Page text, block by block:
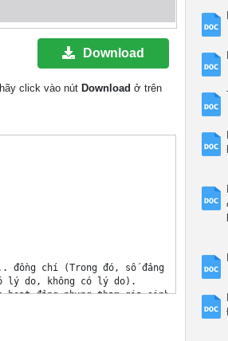
Download
click vào nút Download ở trên
chí (Trong đó, số đảng viên
lý do, không có lý do).
đảng nhưng tham gia sinh hoạt
hoạt chi bộ.